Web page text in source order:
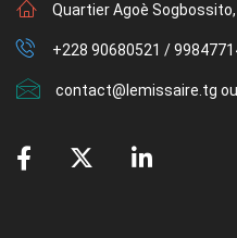
Quartier Agoè Sogbossito,
+228 90680521 /
contact@lemissaire.tg